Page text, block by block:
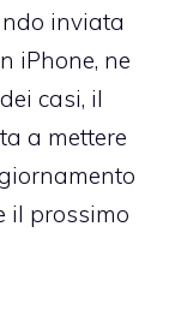
inviata
iPhone, ne
casi, il
a mettere
il prossimo